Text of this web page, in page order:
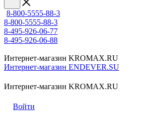
8-800-5555-88-3
8-800-5555-88-3
8-495-926-06-77
8-495-926-06-88
Интернет-магазин KROMAX.RU
Интернет-магазин ENDEVER.SU
Интернет-магазин KROMAX.RU
Войти